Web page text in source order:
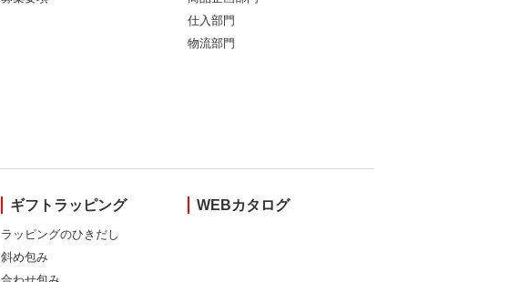
仕入部門
物流部門
ギフトラッピング
ラッピングのひきだし
斜め包み
WEBカタログ